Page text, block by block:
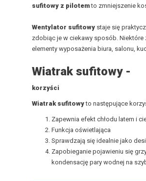
sufitowy z pilotemto zmniejszenie
Wentylator sufitowy staje się
zdobiąc je w ciekawy sposób.
elementy wyposażenia biura, salonu,
Wiatrak sufitowy -
korzyści
Wiatrak sufitowyto następujące
Zapewnia efekt chłodu latem i
Funkcja oświetlająca
Sprawdzają się idealnie jako
Zapobieganie pojawieniu się
kondensację pary wodnej na